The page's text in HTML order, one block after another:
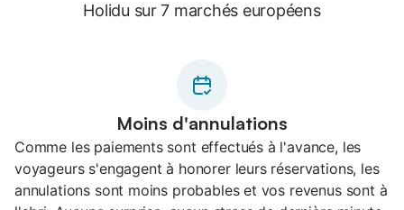
Holidu sur 7 marchés européens
Moins d'annulations
Comme les paiements sont effectués à l'avance, les
voyageurs s'engagent à honorer leurs réservations, les
annulations sont moins probables et vos revenus sont à